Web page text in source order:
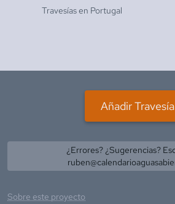
Travesías en Portugal
Añadir Travesía
¿Errores? ¿Sugerencias?
Sobre este proyecto